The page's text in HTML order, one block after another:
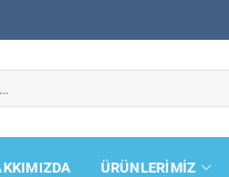
ÜRÜNLERİMİZ